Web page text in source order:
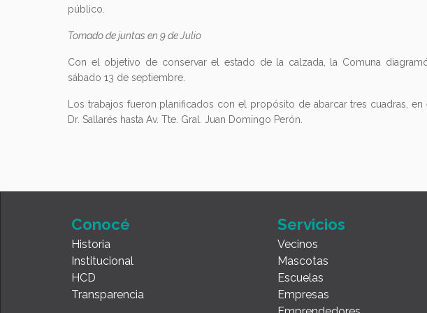
público.
Tomado de juntas en 9 de Julio
Con el objetivo de conservar el estado de la calzada, la Comuna
sábado 13 de septiembre.
Los trabajos fueron planificados con el propósito de abarcar tres cuadras,
Dr. Sallarés hasta Av. Tte. Gral. Juan Domingo Perón.
Conocé
Historia
Institucional
HCD
Transparencia
Servicios
Vecinos
Mascotas
Escuelas
Empresas